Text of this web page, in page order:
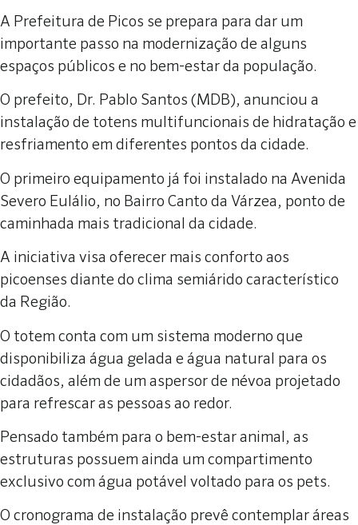
A Prefeitura de Picos se prepara para dar um
importante passo na modernização de alguns
espaços públicos e no bem-estar da população.
O prefeito, Dr. Pablo Santos (MDB), anunciou a
instalação de totens multifuncionais de hidratação e
resfriamento em diferentes pontos da cidade.
O primeiro equipamento já foi instalado na Avenida
Severo Eulálio, no Bairro Canto da Várzea, ponto de
caminhada mais tradicional da cidade.
A iniciativa visa oferecer mais conforto aos
picoenses diante do clima semiárido característico
da Região.
O totem conta com um sistema moderno que
disponibiliza água gelada e água natural para os
cidadãos, além de um aspersor de névoa projetado
para refrescar as pessoas ao redor.
Pensado também para o bem-estar animal, as
estruturas possuem ainda um compartimento
exclusivo com água potável voltado para os pets.
O cronograma de instalação prevê contemplar áreas